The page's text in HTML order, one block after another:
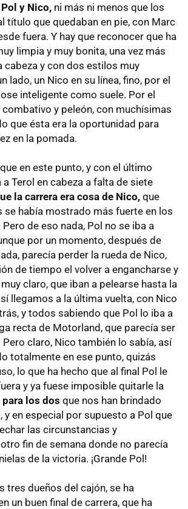
y Nico, ni más ni menos que los
título que quedaban en pie, con Marc
fuera. Y hay que reconocer que ha
limpia y muy bonita, una vez más
cabeza y con dos estilos muy
lado, un Nico en su línea, fino, por el
inteligente como suele. Por el
y peleón, con muchísimas
que ésta era la oportunidad para
en la pomada.
en este punto, y con el último
a Terol en cabeza a falta de siete
la carrera era cosa de Nico, que
se había mostrado más fuerte en los
de eso nada, Pol no se iba a
por un momento, después de
parecía perder la rueda de Nico,
de tiempo el volver a engancharse y
claro, que iban a pelearse hasta la
llegamos a la última vuelta, con Nico
y todos sabiendo que Pol lo iba a
recta de Motorland, que parecía ser
claro, Nico también lo sabía, así
totalmente en ese punto, quizás
lo que ha hecho que al final Pol le
y ya fuese imposible quitarle la
para los dos que nos han brindado
y en especial por supuesto a Pol que
las circunstancias y
fin de semana donde no parecía
de la victoria. ¡Grande Pol!
tres dueños del cajón, se ha
un buen final de carrera, que ha